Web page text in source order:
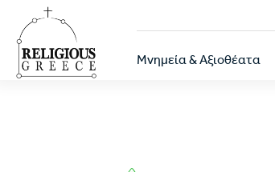
Παράκαμψη
προς
κυρίως
περιεχόμενο
Κεντρική
πλοήγηση
Μνημεία & Αξιοθέατα